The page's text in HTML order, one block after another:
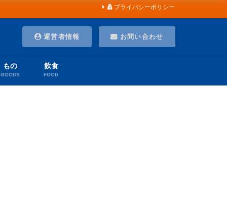
プライバシーポリシー
運営者情報 お問い合わせ
もの
GOODS
飲食
FOOD